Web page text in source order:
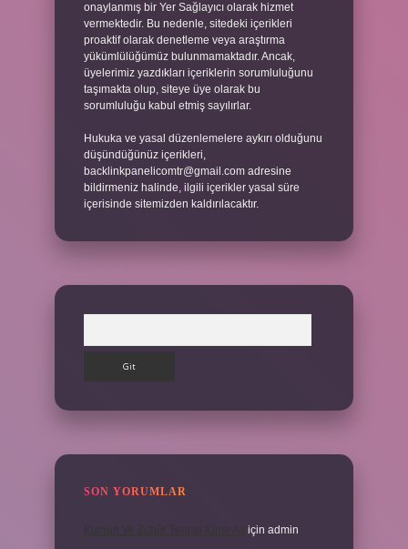
onaylanmış bir Yer Sağlayıcı olarak hizmet
vermektedir. Bu nedenle, sitedeki içerikleri
proaktif olarak denetleme veya araştırma
yükümlülüğümüz bulunmamaktadır. Ancak,
üyelerimiz yazdıkları içeriklerin sorumluluğunu
taşımakta olup, siteye üye olarak bu
sorumluluğu kabul etmiş sayılırlar.
Hukuka ve yasal düzenlemelere aykırı olduğunu
düşündüğünüz içerikleri,
backlinkpanelicomtr@gmail.com adresine
bildirmeniz halinde, ilgili içerikler yasal süre
içerisinde sitemizden kaldırılacaktır.
SON YORUMLAR
için admin